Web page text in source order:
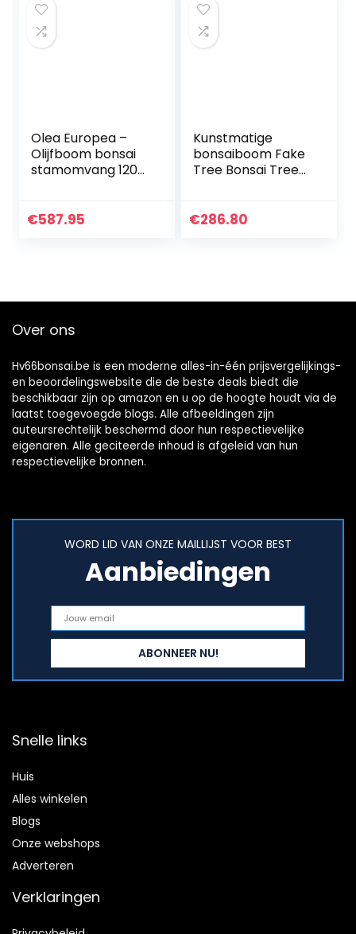
nep groene…
Olea Europea –
Olijfboom bonsai
stamomvang 120-
€587.95
Kunstmatige
bonsaiboom Fake
Tree Bonsai Tree
potplant met hars
€286.80
Over ons
Hv66bonsai.be is een moderne alles-in-één prijsvergelijkings-
en beoordelingswebsite die de beste deals biedt die
beschikbaar zijn op amazon en u op de hoogte houdt via de
laatst toegevoegde blogs. Alle afbeeldingen zijn
auteursrechtelijk beschermd door hun respectievelijke
eigenaren. Alle geciteerde inhoud is afgeleid van hun
respectievelijke bronnen.
WORD LID VAN ONZE MAILLIJST VOOR BEST
Aanbiedingen
Snelle links
Huis
Alles winkelen
Blogs
Onze webshops
Adverteren
Verklaringen